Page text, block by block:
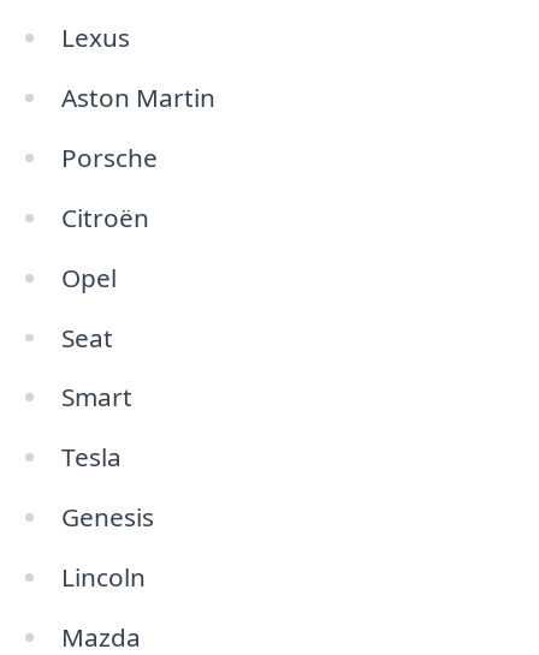
Lexus
Aston Martin
Porsche
Citroën
Opel
Seat
Smart
Tesla
Genesis
Lincoln
Mazda